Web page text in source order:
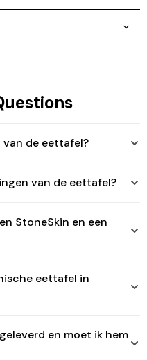
de eettafel?
van de eettafel?
StoneSkin en een
eettafel in
en moet ik hem